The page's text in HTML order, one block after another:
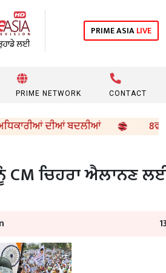
PRIME ASIALIVE
PRIME NETWORK CONTACT
ਦੀਆਂ ਬਦਲੀਆਂ 8ਵੀਂ ਦੇ
ਚਿਹਰਾ ਐਲਾਨਣ